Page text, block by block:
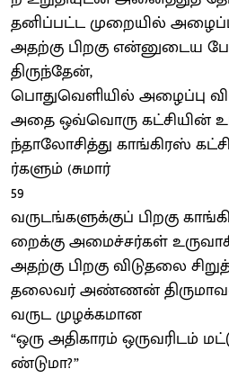
தனிப்பட்ட முறையில்
அதற்கு பிறகு என்னுடைய
திருந்தேன்,
பொதுவெளியில் அழைப்பு
அதை ஒவ்வொரு கட்சியின்
ந்தாலோசித்து காங்கிரஸ்
ர்களும் (சுமார்
59
வருடங்களுக்குப் பிறகு
றைக்கு அமைச்சர்கள்
அதற்கு பிறகு விடுதலை
தலைவர் அண்ணன்
வருட முழக்கமான
“ஒரு அதிகாரம் ஒருவரிடம்
ண்டுமா?”